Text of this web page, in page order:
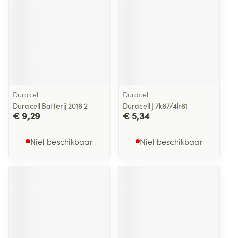
Duracell
Duracell Batterij 2016 2
€ 9,29
Niet beschikbaar
Duracell
Duracell J 7k67/4lr61
€ 5,34
Niet beschikbaar